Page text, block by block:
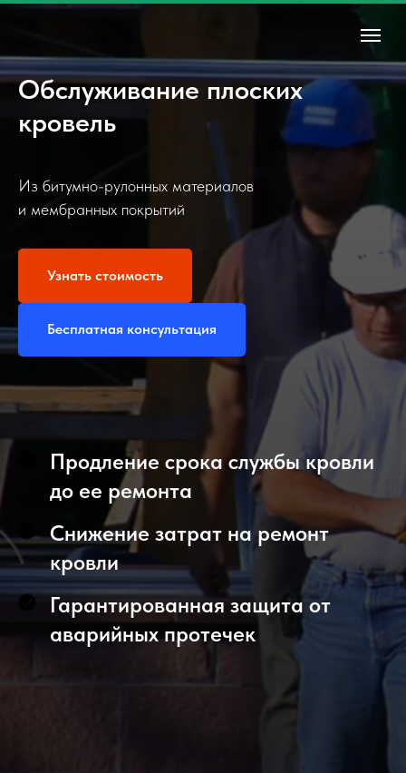
Обслуживание плоских
кровель
Из битумно-рулонных материалов
и мембранных покрытий
Узнать стоимость
Бесплатная консультация
Продление срока службы кровли
до ее ремонта
Снижение затрат на ремонт
кровли
Гарантированная защита от
аварийных протечек